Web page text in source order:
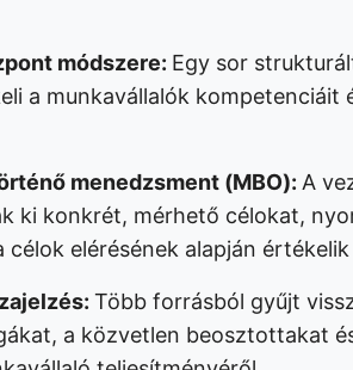
módszere: Egy sor
a munkavállalók kompetenciáit
menedzsment (MBO): A
ki konkrét, mérhető célokat,
célok elérésének alapján
Több forrásból gyűjt
a közvetlen beosztottakat